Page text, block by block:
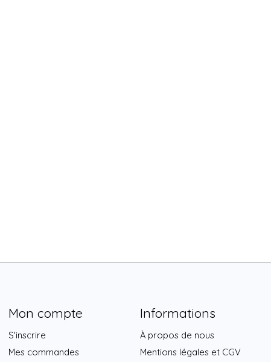
Mon compte
S'inscrire
Mes commandes
Informations
À propos de nous
Mentions légales et CGV